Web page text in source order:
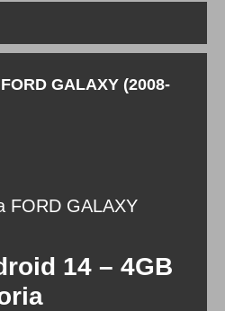
GALAXY (2008-
FORD GALAXY
14 – 4GB